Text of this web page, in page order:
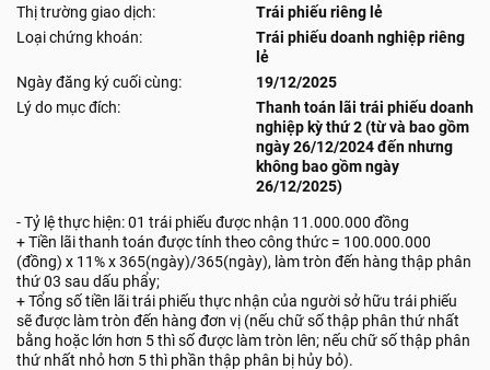
Thị trường giao dịch:
Trái phiếu riêng lẻ
Loại chứng khoán:
Trái phiếu doanh nghiệp riêng
lẻ
Ngày đăng ký cuối cùng:
19/12/2025
Lý do mục đích:
Thanh toán lãi trái phiếu doanh
nghiệp kỳ thứ 2 (từ và bao gồm
ngày 26/12/2024 đến nhưng
không bao gồm ngày
26/12/2025)
- Tỷ lệ thực hiện: 01 trái phiếu được nhận 11.000.000 đồng
+ Tiền lãi thanh toán được tính theo công thức = 100.000.000
(đồng) x 11% x 365(ngày)/365(ngày), làm tròn đến hàng thập phân
thứ 03 sau dấu phẩy;
+ Tổng số tiền lãi trái phiếu thực nhận của người sở hữu trái phiếu
sẽ được làm tròn đến hàng đơn vị (nếu chữ số thập phân thứ nhất
bằng hoặc lớn hơn 5 thì số được làm tròn lên; nếu chữ số thập phân
thứ nhất nhỏ hơn 5 thì phần thập phân bị hủy bỏ).